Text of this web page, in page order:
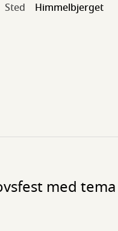
Sted Himmelbjerget
med